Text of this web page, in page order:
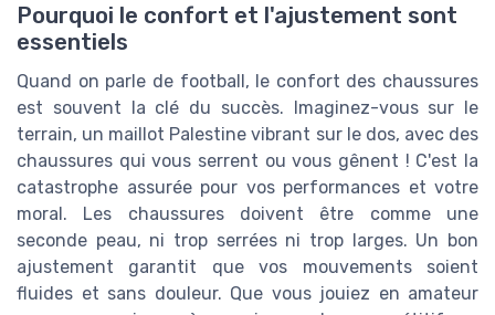
Pourquoi le confort et l'ajustement sont
essentiels
Quand on parle de football, le confort des chaussures
est souvent la clé du succès. Imaginez-vous sur le
terrain, un maillot Palestine vibrant sur le dos, avec des
chaussures qui vous serrent ou vous gênent ! C'est la
catastrophe assurée pour vos performances et votre
moral. Les chaussures doivent être comme une
seconde peau, ni trop serrées ni trop larges. Un bon
ajustement garantit que vos mouvements soient
fluides et sans douleur. Que vous jouiez en amateur